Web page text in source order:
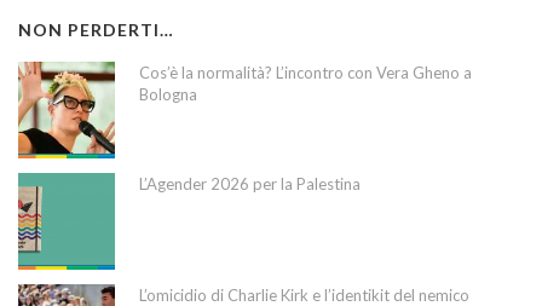
NON PERDERTI…
Cos’è la normalità? L’incontro con Vera Gheno a
Bologna
L’Agender 2026 per la Palestina
L’omicidio di Charlie Kirk e l’identikit del nemico